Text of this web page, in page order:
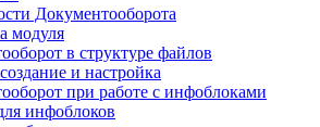
Документооборота
модуля
в структуре файлов
и настройка
при работе с инфоблоками
инфоблоков